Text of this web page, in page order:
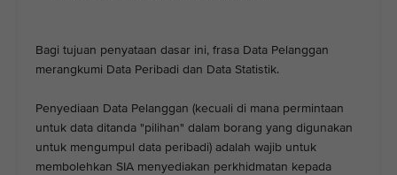
Bagi tujuan penyataan dasar ini, frasa Data Pelanggan
merangkumi Data Peribadi dan Data Statistik.
Penyediaan Data Pelanggan (kecuali di mana permintaan
untuk data ditanda "pilihan" dalam borang yang digunakan
untuk mengumpul data peribadi) adalah wajib untuk
membolehkan SIA menyediakan perkhidmatan kepada